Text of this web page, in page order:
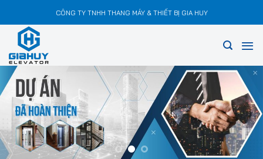
dung
CÔNG TY TNHH THANG MÁY & THIẾT BỊ GIA HUY